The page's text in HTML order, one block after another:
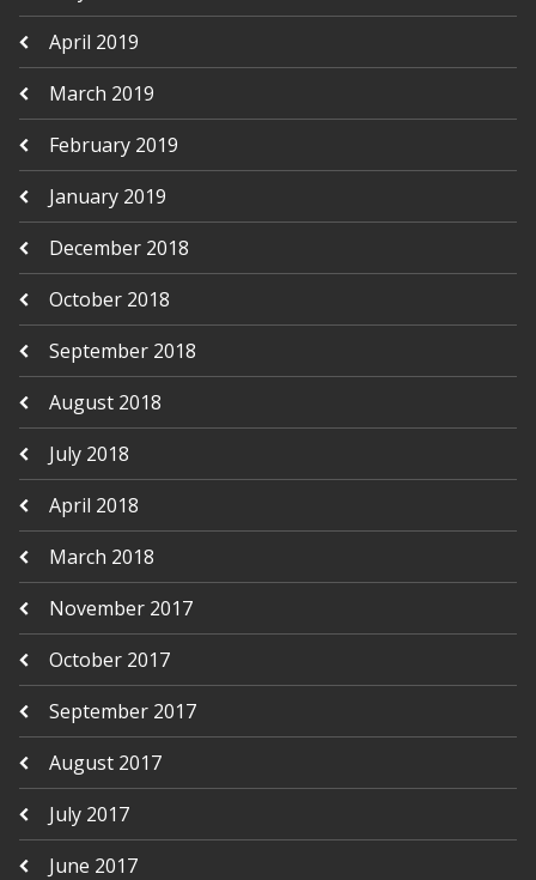
April 2019
March 2019
February 2019
January 2019
December 2018
October 2018
September 2018
August 2018
July 2018
April 2018
March 2018
November 2017
October 2017
September 2017
August 2017
July 2017
June 2017